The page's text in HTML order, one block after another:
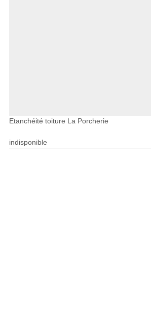
Etanchéité toiture La Porcherie
indisponible